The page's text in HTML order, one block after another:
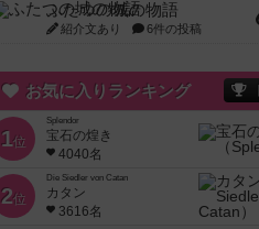
ふたつの城の物語
紹介文あり 6件の投稿
お気に入りランキング
1位
Splendor
宝石の煌き
4040名
2位
Die Siedler von Catan
カタン
3616名